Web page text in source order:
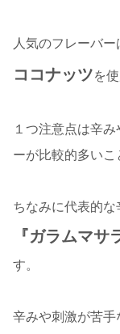
人気のフレーバ
ココナッツを
１つ注意点は辛
ーが比較的多いこ
ちなみに代表的
『ガラムマサ
す。
辛みや刺激が苦